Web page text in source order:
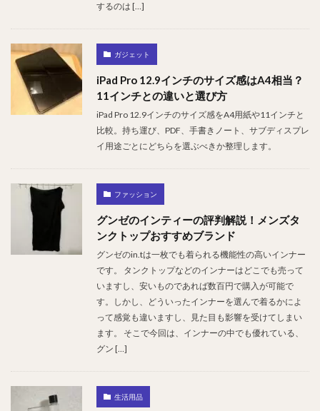
するのは […]
ガジェット
iPad Pro 12.9インチのサイズ感はA4相当？
11インチとの違いと選び方
iPad Pro 12.9インチのサイズ感をA4用紙や11インチと
比較。持ち運び、PDF、手書きノート、サブディスプレ
イ用途ごとにどちらを選ぶべきか整理します。
ファッション
グンゼのインティーの評判解説！メンズタ
ンクトップおすすめブランド
グンゼのin.tは一枚でも着られる機能性の高いインナー
です。 タンクトップなどのインナーはどこでも売って
いますし、安いものであれば数百円で購入が可能で
す。しかし、どういったインナーを選んで着るかによ
って感覚も違いますし、見た目も影響を受けてしまい
ます。 そこで今回は、インナーの中でも優れている、
グン […]
生活用品